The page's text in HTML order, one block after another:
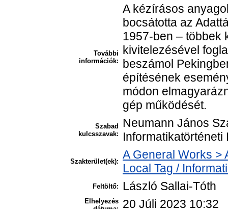
További
információk:
A kézírásos
bocsátotta az
1957-ben – többek
kivitelezésével
beszámol
építésének
módon
gép működését.
Szabad
kulcsszavak:
Neumann János
Informatikatörténeti
Szakterület(ek):
A General Works >
Local Tag /
Feltöltő: László Sallai-Tóth
Elhelyezés 20 Júli 2023 10:32